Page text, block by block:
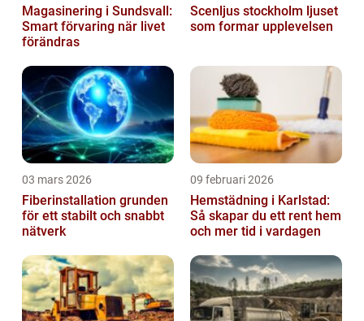
Magasinering i Sundsvall:
Smart förvaring när livet
förändras
Scenljus stockholm ljuset
som formar upplevelsen
03 mars 2026
Fiberinstallation grunden
för ett stabilt och snabbt
nätverk
09 februari 2026
Hemstädning i Karlstad:
Så skapar du ett rent hem
och mer tid i vardagen